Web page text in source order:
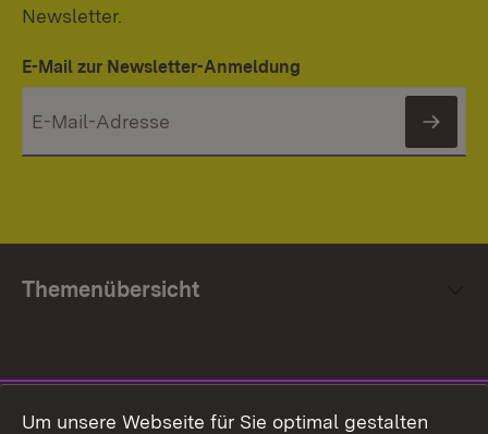
Newsletter.
E-Mail zur Newsletter-Anmeldung
Themenübersicht
Um unsere Webseite für Sie optimal gestalten